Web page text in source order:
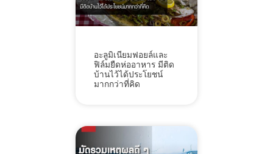
อะลูมิเนียมฟอยล์และ
ฟิล์มยืดห่ออาหาร มีติด
บ้านไว้ได้ประโยชน์
มากกว่าที่คิด